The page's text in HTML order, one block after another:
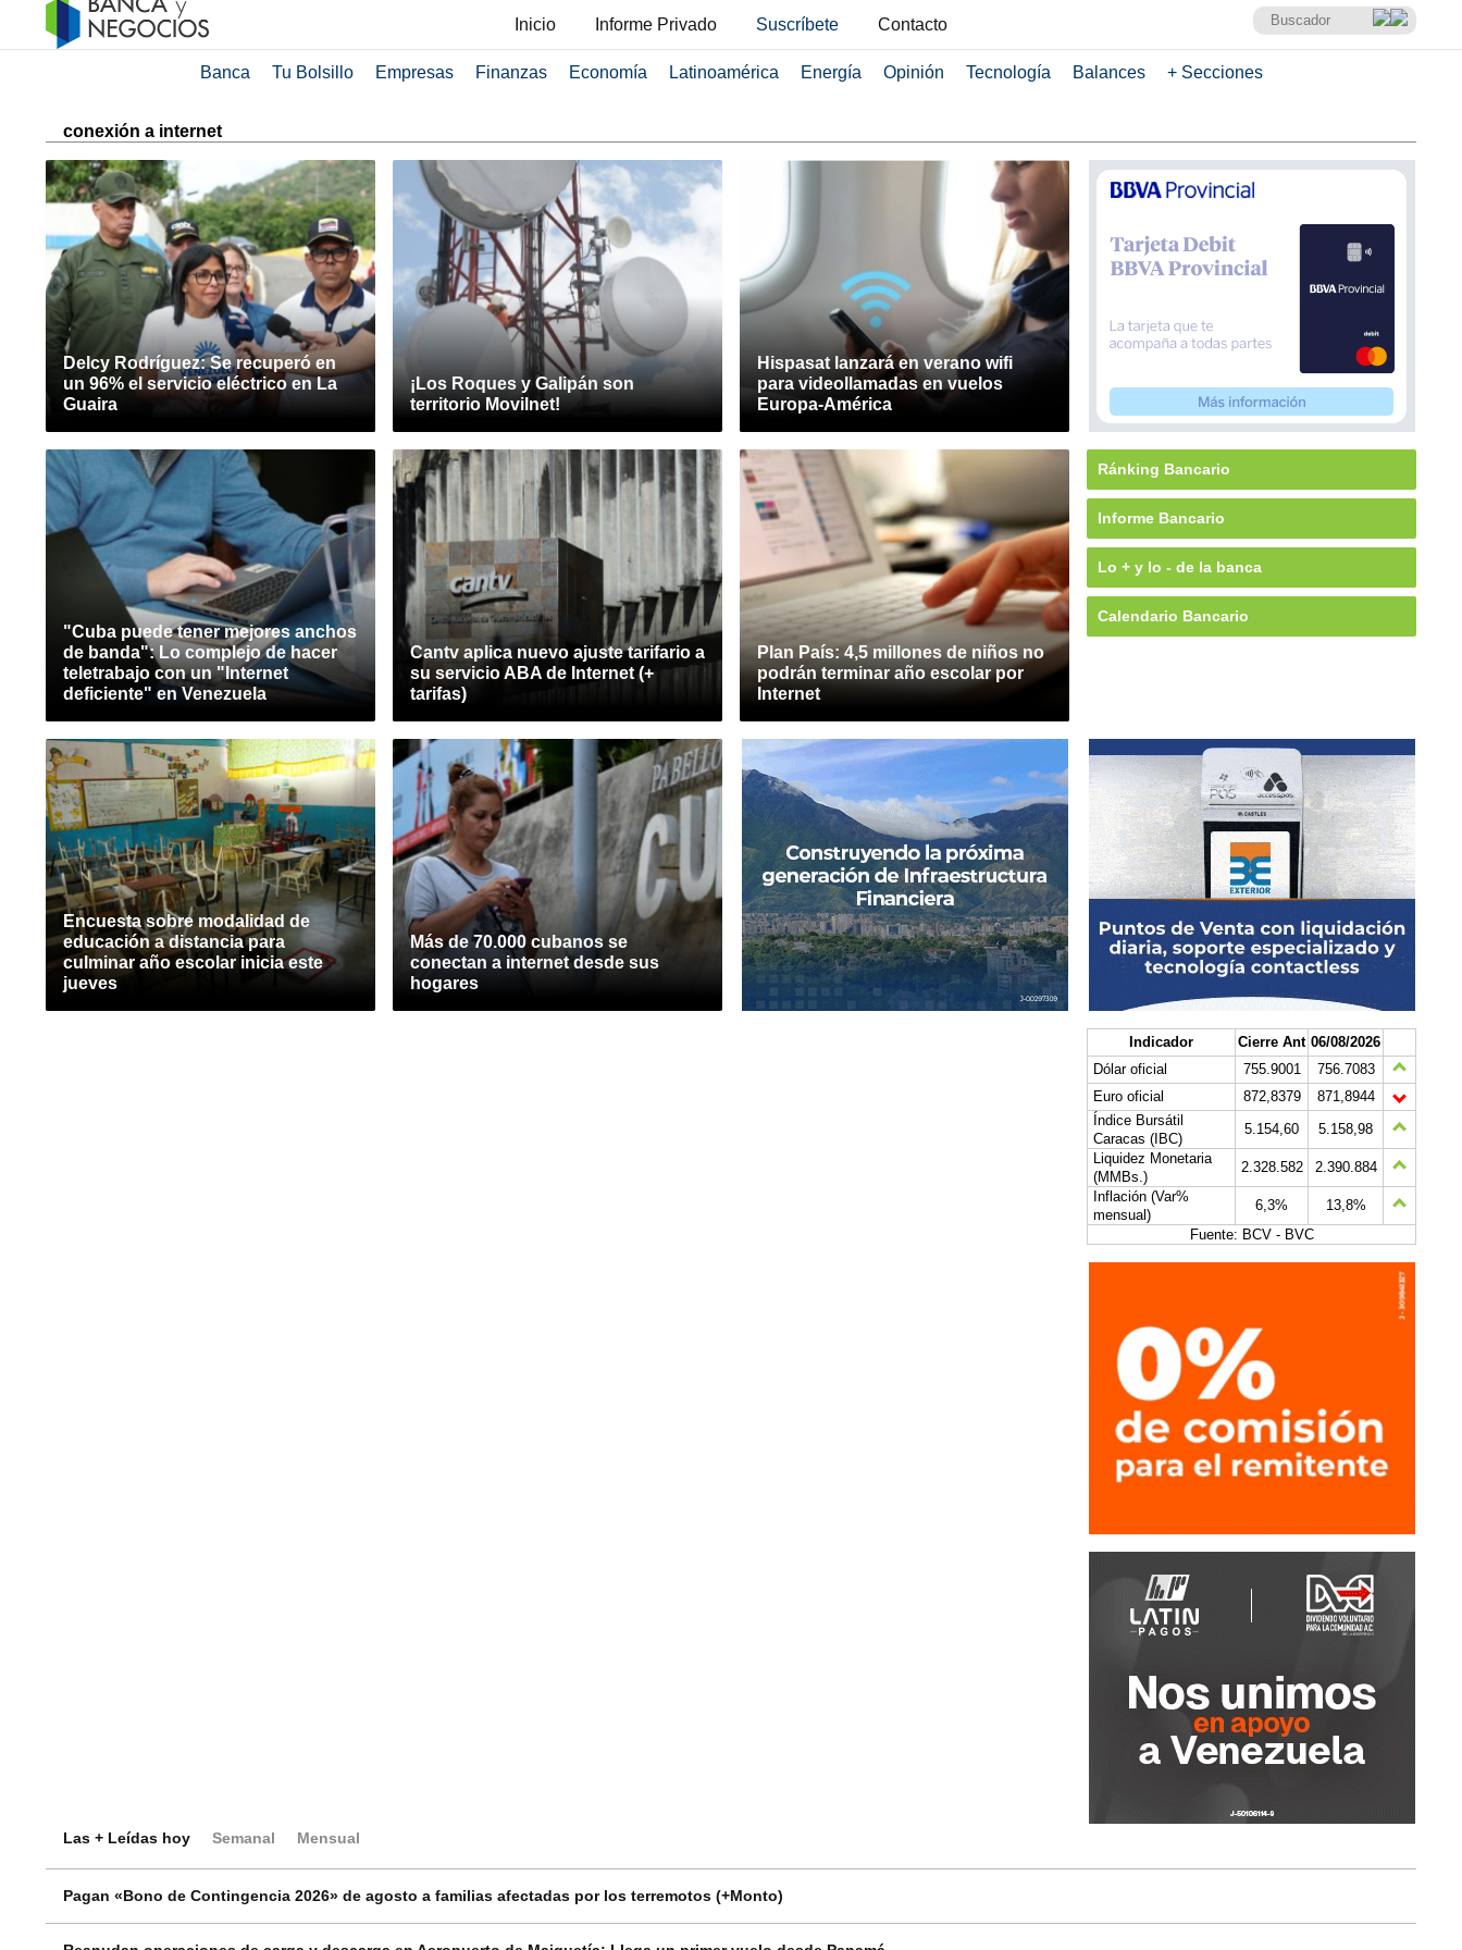
Inicio Informe Privado Suscríbete Contacto
Banca Tu Bolsillo Empresas Finanzas Economía Latinoamérica Energía Opinión Tecnología Balances + Secciones
conexión a internet
Delcy Rodríguez: Se recuperó en
un 96% el servicio eléctrico en La
Guaira
¡Los Roques y Galipán son
territorio Movilnet!
Hispasat lanzará en verano wifi
para videollamadas en vuelos
Europa-América
"Cuba puede tener mejores anchos
de banda": Lo complejo de hacer
teletrabajo con un "Internet
deficiente" en Venezuela
Cantv aplica nuevo ajuste tarifario a
su servicio ABA de Internet (+
tarifas)
Plan País: 4,5 millones de niños no
podrán terminar año escolar por
Internet
Encuesta sobre modalidad de
educación a distancia para
culminar año escolar inicia este
jueves
Más de 70.000 cubanos se
conectan a internet desde sus
hogares
Ránking Bancario
Informe Bancario
Lo + y lo - de la banca
Calendario Bancario
Indicador Cierre Ant 06/08/2026
Dólar oficial
755.9001
756.7083
Euro oficial
872,8379
871,8944
Índice Bursátil
Caracas (IBC)
5.154,60
5.158,98
Liquidez Monetaria
(MMBs.)
2.328.582
2.390.884
Inflación (Var%
mensual)
6,3%
13,8%
Fuente: BCV - BVC
Las + Leídas hoy Semanal Mensual
Pagan «Bono de Contingencia 2026» de agosto a familias afectadas por los terremotos (+Monto)